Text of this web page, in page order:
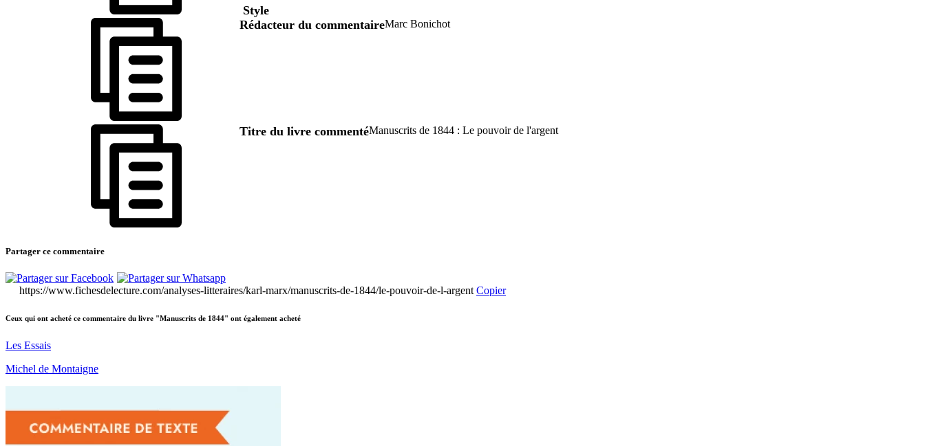
Style
Rédacteur du commentaireMarc Bonichot
Titre du livre commentéManuscrits de 1844 : Le pouvoir de l'argent
Partager ce commentaire
https://www.fichesdelecture.com/analyses-litteraires/karl-marx/manuscrits-de-1844/le-pouvoir-de-l-argent Copier
Ceux qui ont acheté ce commentaire du livre "Manuscrits de 1844" ont également acheté
Les Essais
Michel de Montaigne